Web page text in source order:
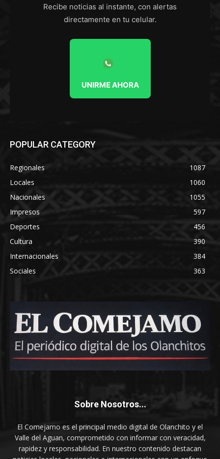
Recibe noticias al instante, con alertas
directamente en tu celular.
UNIRME AHORA
POPULAR CATEGORY
Regionales
1087
Locales
1060
Nacionales
1055
Impresos
597
Deportes
456
Cultura
390
Internacionales
384
Sociales
363
Sobre Nosotros...
El Comejamo es el principal medio digital de Olanchito y el
Valle del Aguan, comprometido con informar con veracidad,
rapidez y responsabilidad. En nuestro contenido destacan